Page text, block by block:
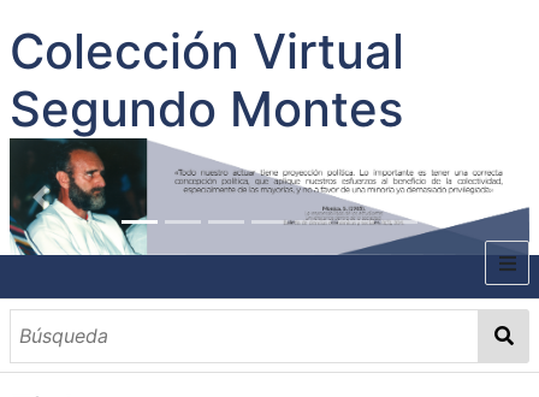
Colección Virtual
Segundo Montes
INICIO
SOBRE EL AUTOR